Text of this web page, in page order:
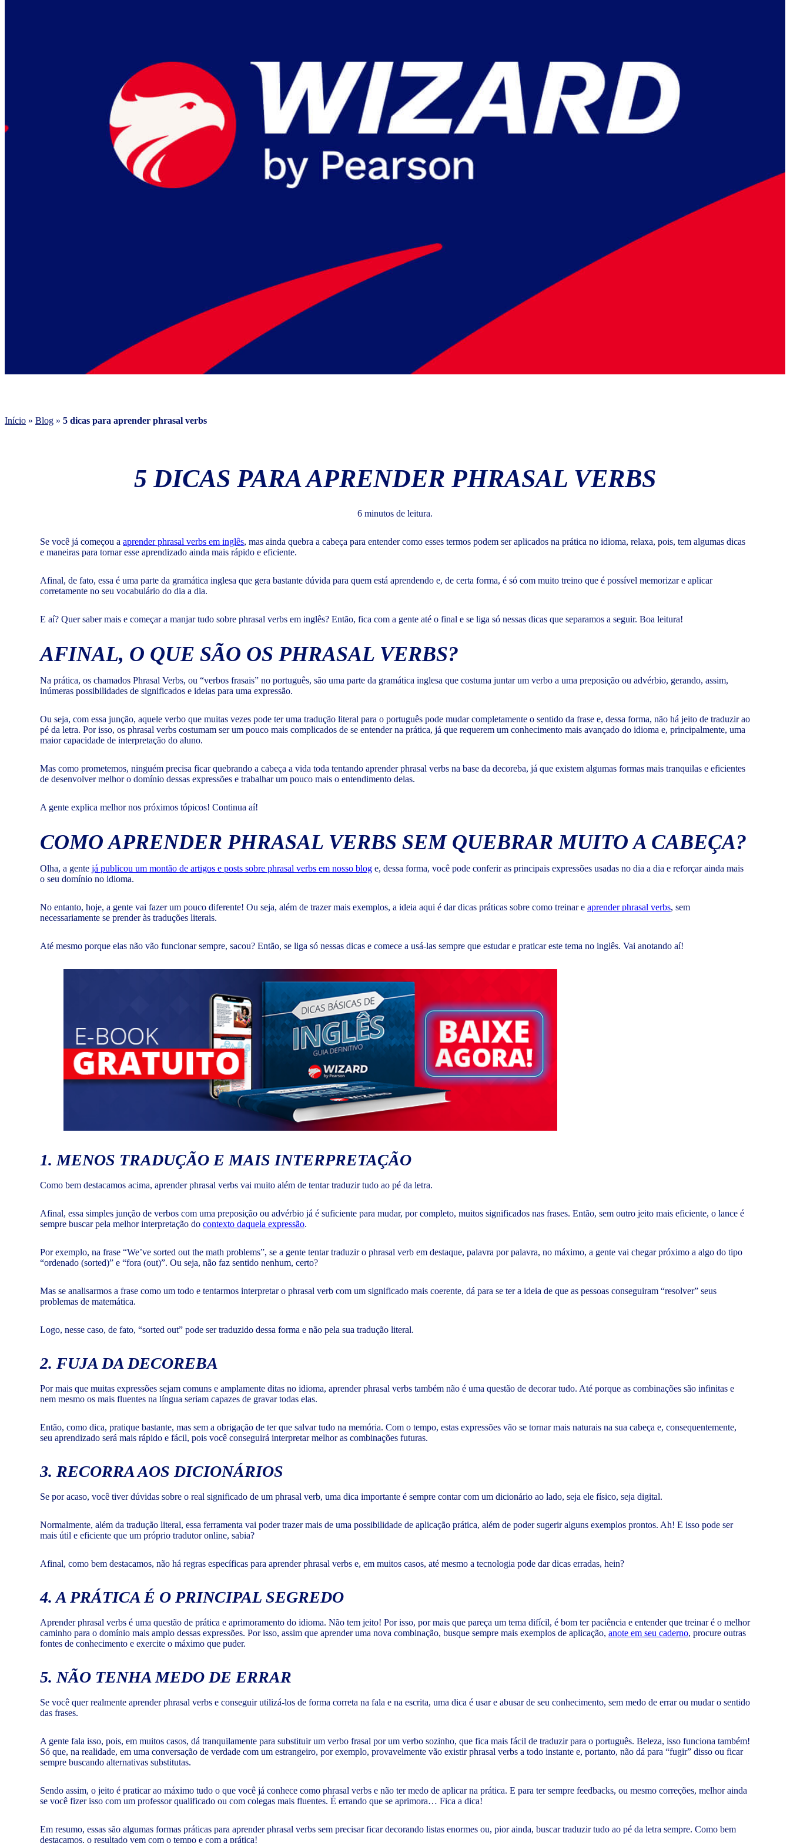
Início » Blog » 5 dicas para aprender phrasal verbs
5 DICAS PARA APRENDER PHRASAL VERBS
6 minutos de leitura.
Se você já começou a aprender phrasal verbs em inglês, mas ainda quebra a cabeça para entender como esses termos podem ser aplicados na prática no idioma, relaxa, pois, tem algumas dicas
e maneiras para tornar esse aprendizado ainda mais rápido e eficiente.
Afinal, de fato, essa é uma parte da gramática inglesa que gera bastante dúvida para quem está aprendendo e, de certa forma, é só com muito treino que é possível memorizar e aplicar
corretamente no seu vocabulário do dia a dia.
E aí? Quer saber mais e começar a manjar tudo sobre phrasal verbs em inglês? Então, fica com a gente até o final e se liga só nessas dicas que separamos a seguir. Boa leitura!
AFINAL, O QUE SÃO OS PHRASAL VERBS?
Na prática, os chamados Phrasal Verbs, ou “verbos frasais” no português, são uma parte da gramática inglesa que costuma juntar um verbo a uma preposição ou advérbio, gerando, assim,
inúmeras possibilidades de significados e ideias para uma expressão.
Ou seja, com essa junção, aquele verbo que muitas vezes pode ter uma tradução literal para o português pode mudar completamente o sentido da frase e, dessa forma, não há jeito de traduzir ao
pé da letra. Por isso, os phrasal verbs costumam ser um pouco mais complicados de se entender na prática, já que requerem um conhecimento mais avançado do idioma e, principalmente, uma
maior capacidade de interpretação do aluno.
Mas como prometemos, ninguém precisa ficar quebrando a cabeça a vida toda tentando aprender phrasal verbs na base da decoreba, já que existem algumas formas mais tranquilas e eficientes
de desenvolver melhor o domínio dessas expressões e trabalhar um pouco mais o entendimento delas.
A gente explica melhor nos próximos tópicos! Continua aí!
COMO APRENDER PHRASAL VERBS SEM QUEBRAR MUITO A CABEÇA?
Olha, a gente já publicou um montão de artigos e posts sobre phrasal verbs em nosso blog e, dessa forma, você pode conferir as principais expressões usadas no dia a dia e reforçar ainda mais
o seu domínio no idioma.
No entanto, hoje, a gente vai fazer um pouco diferente! Ou seja, além de trazer mais exemplos, a ideia aqui é dar dicas práticas sobre como treinar e aprender phrasal verbs, sem
necessariamente se prender às traduções literais.
Até mesmo porque elas não vão funcionar sempre, sacou? Então, se liga só nessas dicas e comece a usá-las sempre que estudar e praticar este tema no inglês. Vai anotando aí!
1. MENOS TRADUÇÃO E MAIS INTERPRETAÇÃO
Como bem destacamos acima, aprender phrasal verbs vai muito além de tentar traduzir tudo ao pé da letra.
Afinal, essa simples junção de verbos com uma preposição ou advérbio já é suficiente para mudar, por completo, muitos significados nas frases. Então, sem outro jeito mais eficiente, o lance é
sempre buscar pela melhor interpretação do contexto daquela expressão.
Por exemplo, na frase “We’ve sorted out the math problems”, se a gente tentar traduzir o phrasal verb em destaque, palavra por palavra, no máximo, a gente vai chegar próximo a algo do tipo
“ordenado (sorted)” e “fora (out)”. Ou seja, não faz sentido nenhum, certo?
Mas se analisarmos a frase como um todo e tentarmos interpretar o phrasal verb com um significado mais coerente, dá para se ter a ideia de que as pessoas conseguiram “resolver” seus
problemas de matemática.
Logo, nesse caso, de fato, “sorted out” pode ser traduzido dessa forma e não pela sua tradução literal.
2. FUJA DA DECOREBA
Por mais que muitas expressões sejam comuns e amplamente ditas no idioma, aprender phrasal verbs também não é uma questão de decorar tudo. Até porque as combinações são infinitas e
nem mesmo os mais fluentes na língua seriam capazes de gravar todas elas.
Então, como dica, pratique bastante, mas sem a obrigação de ter que salvar tudo na memória. Com o tempo, estas expressões vão se tornar mais naturais na sua cabeça e, consequentemente,
seu aprendizado será mais rápido e fácil, pois você conseguirá interpretar melhor as combinações futuras.
3. RECORRA AOS DICIONÁRIOS
Se por acaso, você tiver dúvidas sobre o real significado de um phrasal verb, uma dica importante é sempre contar com um dicionário ao lado, seja ele físico, seja digital.
Normalmente, além da tradução literal, essa ferramenta vai poder trazer mais de uma possibilidade de aplicação prática, além de poder sugerir alguns exemplos prontos. Ah! E isso pode ser
mais útil e eficiente que um próprio tradutor online, sabia?
Afinal, como bem destacamos, não há regras específicas para aprender phrasal verbs e, em muitos casos, até mesmo a tecnologia pode dar dicas erradas, hein?
4. A PRÁTICA É O PRINCIPAL SEGREDO
Aprender phrasal verbs é uma questão de prática e aprimoramento do idioma. Não tem jeito! Por isso, por mais que pareça um tema difícil, é bom ter paciência e entender que treinar é o melhor
caminho para o domínio mais amplo dessas expressões. Por isso, assim que aprender uma nova combinação, busque sempre mais exemplos de aplicação, anote em seu caderno, procure outras
fontes de conhecimento e exercite o máximo que puder.
5. NÃO TENHA MEDO DE ERRAR
Se você quer realmente aprender phrasal verbs e conseguir utilizá-los de forma correta na fala e na escrita, uma dica é usar e abusar de seu conhecimento, sem medo de errar ou mudar o sentido
das frases.
A gente fala isso, pois, em muitos casos, dá tranquilamente para substituir um verbo frasal por um verbo sozinho, que fica mais fácil de traduzir para o português. Beleza, isso funciona também!
Só que, na realidade, em uma conversação de verdade com um estrangeiro, por exemplo, provavelmente vão existir phrasal verbs a todo instante e, portanto, não dá para “fugir” disso ou ficar
sempre buscando alternativas substitutas.
Sendo assim, o jeito é praticar ao máximo tudo o que você já conhece como phrasal verbs e não ter medo de aplicar na prática. E para ter sempre feedbacks, ou mesmo correções, melhor ainda
se você fizer isso com um professor qualificado ou com colegas mais fluentes. É errando que se aprimora… Fica a dica!
Em resumo, essas são algumas formas práticas para aprender phrasal verbs sem precisar ficar decorando listas enormes ou, pior ainda, buscar traduzir tudo ao pé da letra sempre. Como bem
destacamos, o resultado vem com o tempo e com a prática!